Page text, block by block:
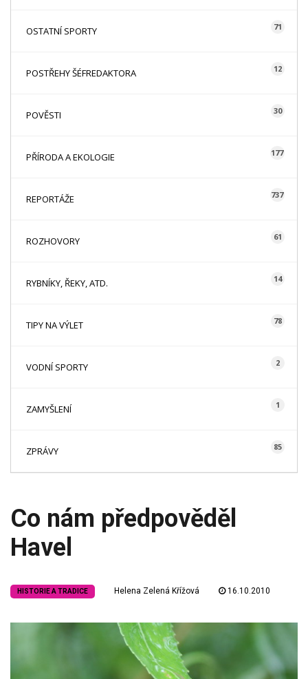
OSTATNÍ SPORTY 71
POSTŘEHY ŠÉFREDAKTORA 12
POVĚSTI 30
PŘÍRODA A EKOLOGIE 177
REPORTÁŽE 737
ROZHOVORY 61
RYBNÍKY, ŘEKY, ATD. 14
TIPY NA VÝLET 78
VODNÍ SPORTY 2
ZAMYŠLENÍ 1
ZPRÁVY 85
Co nám předpověděl
Havel
HISTORIE A TRADICE Helena Zelená Křížová 16.10.2010